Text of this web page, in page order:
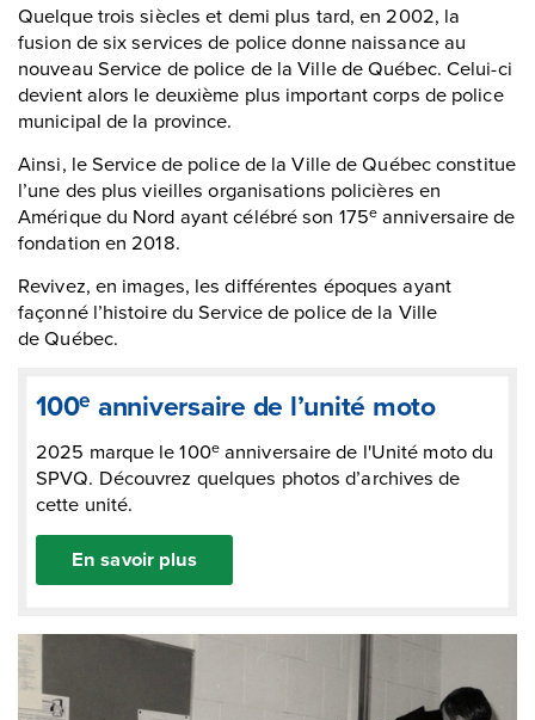
Quelque trois siècles et demi plus tard, en 2002, la
fusion de six services de police donne naissance au
nouveau Service de police de la Ville de Québec. Celui-ci
devient alors le deuxième plus important corps de police
municipal de la province.
Ainsi, le Service de police de la Ville de Québec constitue
l’une des plus vieilles organisations policières en
Amérique du Nord ayant célébré son 175eanniversaire de
fondation en 2018.
Revivez, en images, les différentes époques ayant
façonné l’histoire du Service de police de la Ville
de Québec.
100e anniversaire de l’unité moto
2025 marque le 100eanniversaire de l'Unité moto du
SPVQ. Découvrez quelques photos d’archives de
cette unité.
En savoir plus